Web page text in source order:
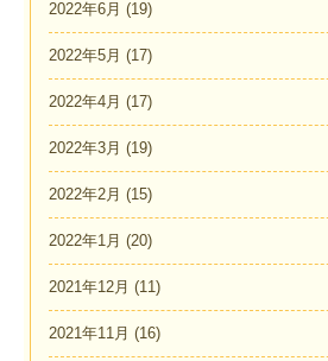
2022年6月 (19)
2022年5月 (17)
2022年4月 (17)
2022年3月 (19)
2022年2月 (15)
2022年1月 (20)
2021年12月 (11)
2021年11月 (16)